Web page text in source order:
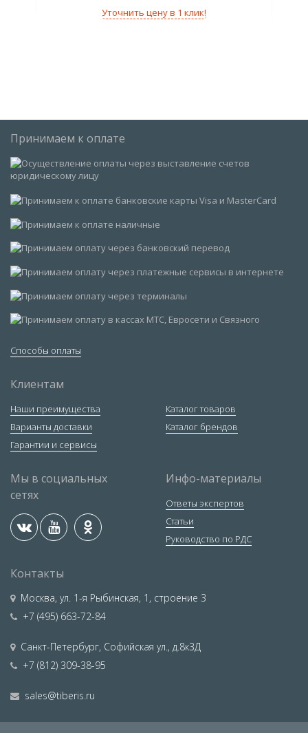
Уточнить цену в 1 клик!
Принимаем к оплате
Способы оплаты
Клиентам
Наши преимущества
Варианты доставки
Гарантии и сервисы
Каталог товаров
Каталог брендов
Мы в социальных
сетях
Инфо-материалы
Ответы экспертов
Статьи
Руководство по РДС
Контакты
Москва, ул. 1-я Рыбинская, 1, строение 3
+7 (495) 663-72-84
Санкт-Петербург, Софийская ул., д.8к3Д
+7 (812) 309-38-95
sales@tiberis.ru